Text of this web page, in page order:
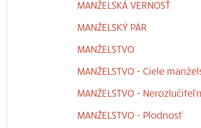
MANŽELSKÁ VERNOSŤ
MANŽELSKÝ PÁR
MANŽELSTVO
MANŽELSTVO - Ciele
MANŽELSTVO -
MANŽELSTVO - Plodnosť